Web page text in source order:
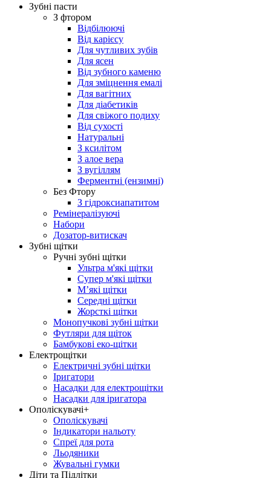
Зубні пасти
З фтором
Відбілюючі
Від карієсу
Для чутливих зубів
Для ясен
Від зубного каменю
Для зміцнення емалі
Для вагітних
Для діабетиків
Для свіжого подиху
Від сухості
Натуральні
З ксилітом
З алое вера
З вугіллям
Ферментні (ензимні)
Без Фтору
З гідроксиапатитом
Ремінералізуючі
Набори
Дозатор-витискач
Зубні щітки
Ручні зубні щітки
Ультра м'які щітки
Супер м'які щітки
М’які щітки
Середні щітки
Жорсткі щітки
Монопучкові зубні щітки
Футляри для щіток
Бамбукові еко-щітки
Електрощітки
Електричні зубні щітки
Іригатори
Насадки для електрощітки
Насадки для іригатора
Ополіскувачі+
Ополіскувачі
Індикатори нальоту
Спреї для рота
Льодяники
Жувальні гумки
Діти та Підлітки